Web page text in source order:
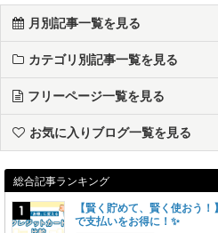
月別記事一覧を見る
カテゴリ別記事一覧を見る
フリーページ一覧を見る
お気に入りブログ一覧を見る
総合記事ランキング
【賢く貯めて、賢く使おう
で支払いをお得に！✨